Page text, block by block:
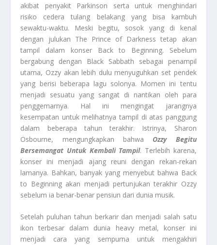
akibat penyakit Parkinson serta untuk menghindari
risiko cedera tulang belakang yang bisa kambuh
sewaktu-waktu. Meski begitu, sosok yang di kenal
dengan julukan The Prince of Darkness tetap akan
tampil dalam konser Back to Beginning. Sebelum
bergabung dengan Black Sabbath sebagai penampil
utama, Ozzy akan lebih dulu menyuguhkan set pendek
yang berisi beberapa lagu solonya. Momen ini tentu
menjadi sesuatu yang sangat di nantikan oleh para
penggemarnya. Hal ini mengingat jarangnya
kesempatan untuk melihatnya tampil di atas panggung
dalam beberapa tahun terakhir. Istrinya, Sharon
Osbourne, mengungkapkan bahwa Ozzy Begitu
Bersemangat Untuk Kembali Tampil. Terlebih karena,
konser ini menjadi ajang reuni dengan rekan-rekan
lamanya. Bahkan, banyak yang menyebut bahwa Back
to Beginning akan menjadi pertunjukan terakhir Ozzy
sebelum ia benar-benar pensiun dari dunia musik.
Setelah puluhan tahun berkarir dan menjadi salah satu
ikon terbesar dalam dunia heavy metal, konser ini
menjadi cara yang sempurna untuk mengakhiri